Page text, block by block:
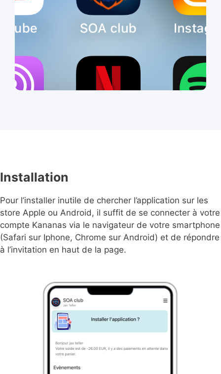
Installation
Pour l’installer inutile de chercher l’application sur les
store Apple ou Android, il suffit de se connecter à votre
compte Kananas via le navigateur de votre smartphone
(Safari sur Iphone, Chrome sur Android) et de répondre
à l’invitation en haut de la page.